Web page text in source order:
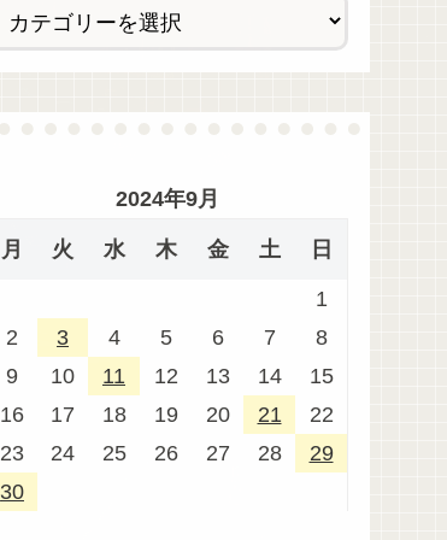
2024年9月
月 火 水 木 金 土 日
1
2
3 4 5 6 7
8
9
10 11 12 13 14
15
16
17 18 19 20 21
22
23
24 25 26 27 28
29
30